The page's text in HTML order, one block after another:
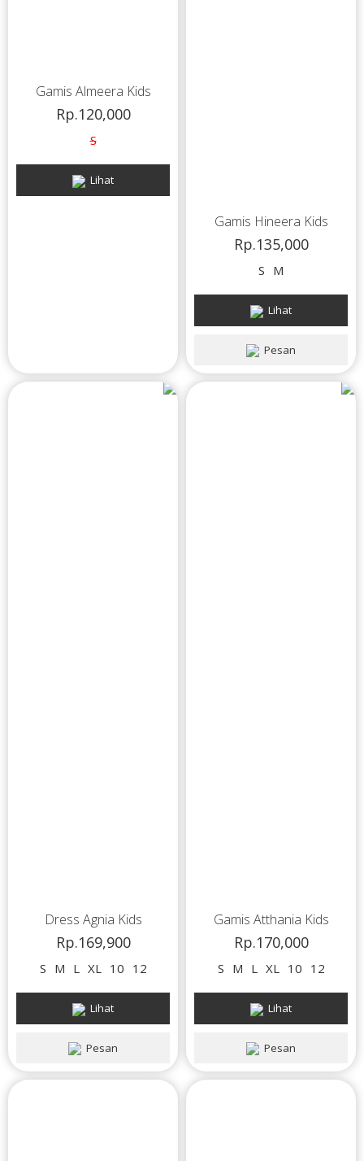
Gamis Almeera Kids
Rp.120,000
S
Lihat
Gamis Hineera Kids
Rp.135,000
S M
Pesan
Lihat
Dress Agnia Kids
Rp.169,900
S M L XL 10 12
Pesan
Lihat
Gamis Atthania Kids
Rp.170,000
S M L XL 10 12
Pesan
Lihat